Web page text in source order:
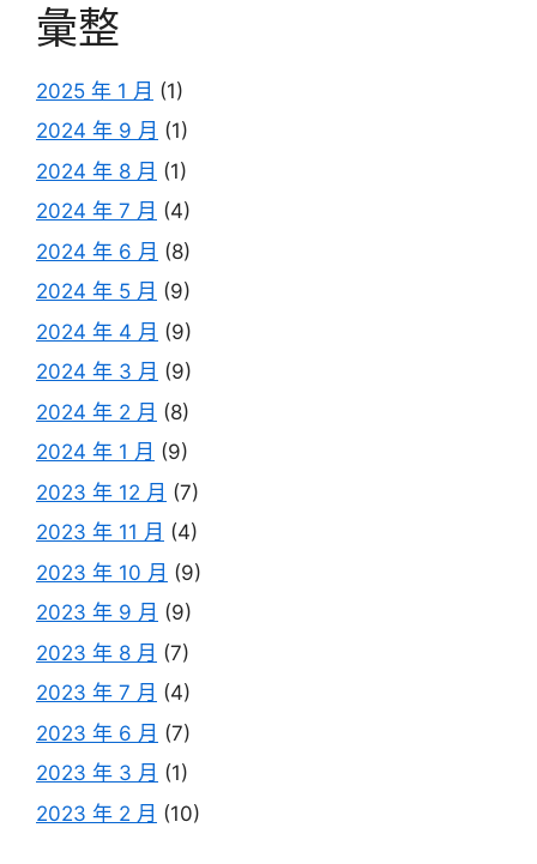
彙整
2025 年 1 月 (1)
2024 年 9 月 (1)
2024 年 8 月 (1)
2024 年 7 月 (4)
2024 年 6 月 (8)
2024 年 5 月 (9)
2024 年 4 月 (9)
2024 年 3 月 (9)
2024 年 2 月 (8)
2024 年 1 月 (9)
2023 年 12 月 (7)
2023 年 11 月 (4)
2023 年 10 月 (9)
2023 年 9 月 (9)
2023 年 8 月 (7)
2023 年 7 月 (4)
2023 年 6 月 (7)
2023 年 3 月 (1)
2023 年 2 月 (10)